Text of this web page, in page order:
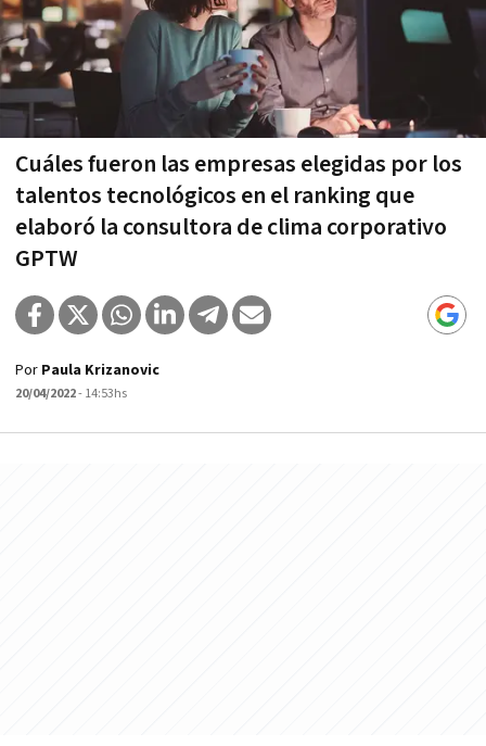
Cuáles fueron las empresas elegidas por los
talentos tecnológicos en el ranking que
elaboró la consultora de clima corporativo
GPTW
Por Paula Krizanovic
20/04/2022- 14:53hs